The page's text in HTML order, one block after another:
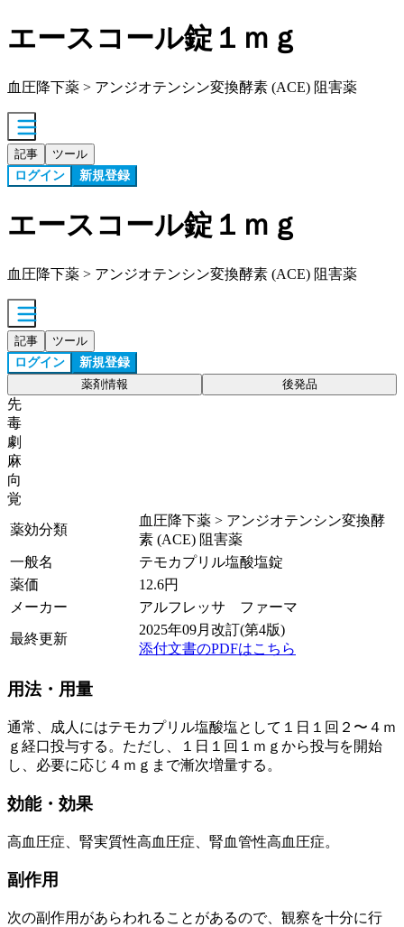
エースコール錠１ｍｇ
血圧降下薬 > アンジオテンシン変換酵素 (ACE) 阻害薬
記事 ツール
ログイン 新規登録
エースコール錠１ｍｇ
血圧降下薬 > アンジオテンシン変換酵素 (ACE) 阻害薬
記事 ツール
ログイン 新規登録
薬剤情報 後発品
先
毒
劇
麻
向
覚
薬効分類
血圧降下薬 > アンジオテンシン変換酵
素 (ACE) 阻害薬
一般名
テモカプリル塩酸塩錠
薬価
12.6円
メーカー
アルフレッサ ファーマ
最終更新
2025年09月改訂(第4版)
添付文書のPDFはこちら
用法・用量
通常、成人にはテモカプリル塩酸塩として１日１回２〜４ｍ
ｇ経口投与する。ただし、１日１回１ｍｇから投与を開始
し、必要に応じ４ｍｇまで漸次増量する。
効能・効果
高血圧症、腎実質性高血圧症、腎血管性高血圧症。
副作用
次の副作用があらわれることがあるので、観察を十分に行